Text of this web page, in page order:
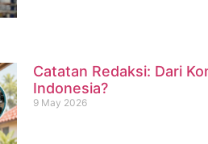
Catatan Redaksi: Dari
Indonesia?
9 May 2026